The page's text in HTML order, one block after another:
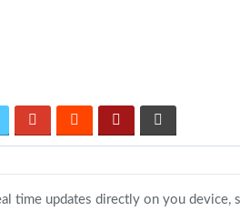
time updates directly on you device,